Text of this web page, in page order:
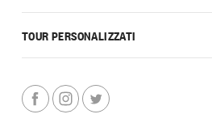
TOUR PERSONALIZZATI